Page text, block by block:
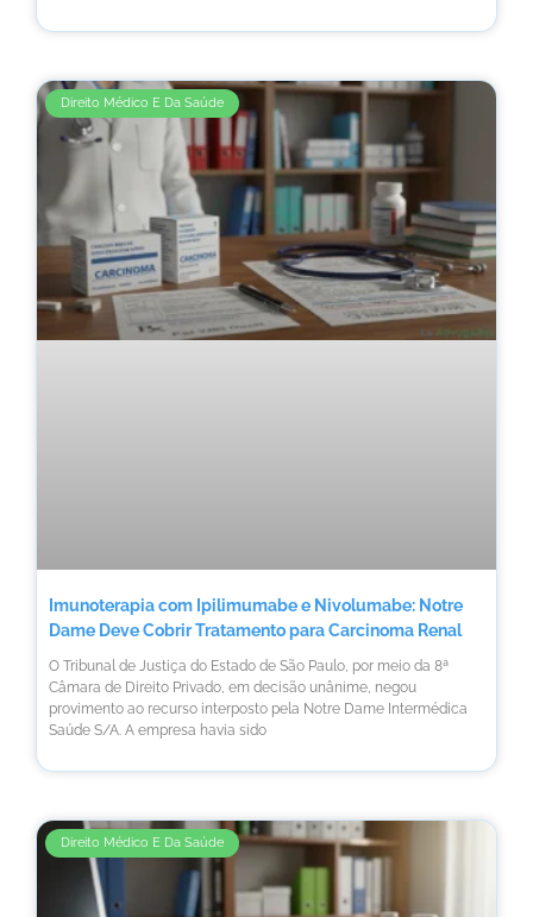
Direito Médico E Da Saúde
Imunoterapia com Ipilimumabe e Nivolumabe: Notre
Dame Deve Cobrir Tratamento para Carcinoma Renal
O Tribunal de Justiça do Estado de São Paulo, por meio da 8ª
Câmara de Direito Privado, em decisão unânime, negou
provimento ao recurso interposto pela Notre Dame Intermédica
Saúde S/A. A empresa havia sido
Direito Médico E Da Saúde